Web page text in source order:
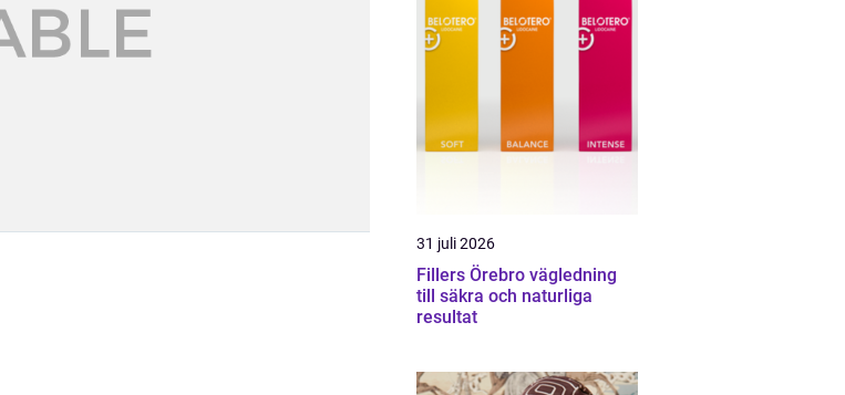
31 juli 2026
Fillers Örebro vägledning
till säkra och naturliga
resultat